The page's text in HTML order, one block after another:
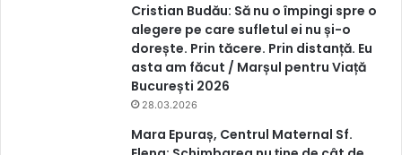
Cristian Budău: Să nu o împingi spre o
alegere pe care sufletul ei nu și-o
dorește. Prin tăcere. Prin distanță. Eu
asta am făcut / Marșul pentru Viață
București 2026
28.03.2026
Mara Epuraș, Centrul Maternal Sf.